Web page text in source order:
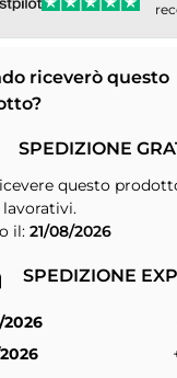
riceverò questo
SPEDIZIONE
questo
il: 21/08/2026
SPEDIZIONE